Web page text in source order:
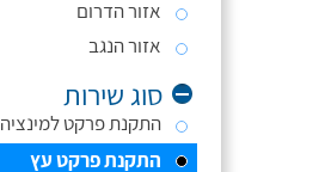
אזור הדרום
אזור הנגב
סוג שירות
התקנת פרקט למינציה
התקנת פרקט עץ